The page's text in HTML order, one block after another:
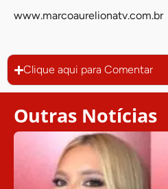
www.marcoaurelionatv.com.br
Clique aqui para Comentar
Outras Notícias